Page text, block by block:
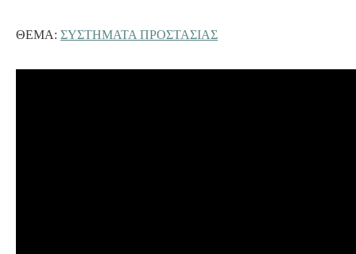
ΘΈΜΑ: ΣΥΣΤΗΜΑΤΑ ΠΡΟΣΤΑΣΙΑΣ